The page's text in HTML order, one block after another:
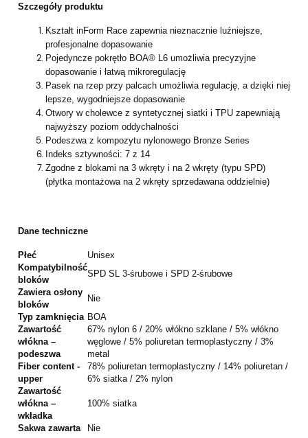
Szczegóły produktu
Kształt inForm Race zapewnia nieznacznie luźniejsze,
profesjonalne dopasowanie
Pojedyncze pokrętło BOA® L6 umożliwia precyzyjne
dopasowanie i łatwą mikroregulację
Pasek na rzep przy palcach umożliwia regulację, a dzięki niej
lepsze, wygodniejsze dopasowanie
Otwory w cholewce z syntetycznej siatki i TPU zapewniają
najwyższy poziom oddychalności
Podeszwa z kompozytu nylonowego Bronze Series
Indeks sztywności: 7 z 14
Zgodne z blokami na 3 wkręty i na 2 wkręty (typu SPD)
(płytka montażowa na 2 wkręty sprzedawana oddzielnie)
Dane techniczne
Płeć
Unisex
Kompatybilność
bloków
SPD SL 3-śrubowe i SPD 2-śrubowe
Zawiera osłony
bloków
Nie
Typ zamknięcia BOA
Zawartość
włókna –
podeszwa
67% nylon 6 / 20% włókno szklane / 5% włókno
węglowe / 5% poliuretan termoplastyczny / 3%
metal
Fiber content -
upper
78% poliuretan termoplastyczny / 14% poliuretan /
6% siatka / 2% nylon
Zawartość
włókna –
wkładka
100% siatka
Sakwa zawarta Nie